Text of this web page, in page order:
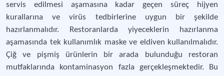
servis edilmesi aşamasına kadar geçen süreç hijyen
kurallarına ve virüs tedbirlerine uygun bir şekilde
hazırlanmalıdır. Restoranlarda yiyeceklerin hazırlanma
aşamasında tek kullanımlık maske ve eldiven kullanılmalıdır.
Çiğ ve pişmiş ürünlerin bir arada bulunduğu restoran
mutfaklarında kontaminasyon fazla gerçekleşmektedir. Bu